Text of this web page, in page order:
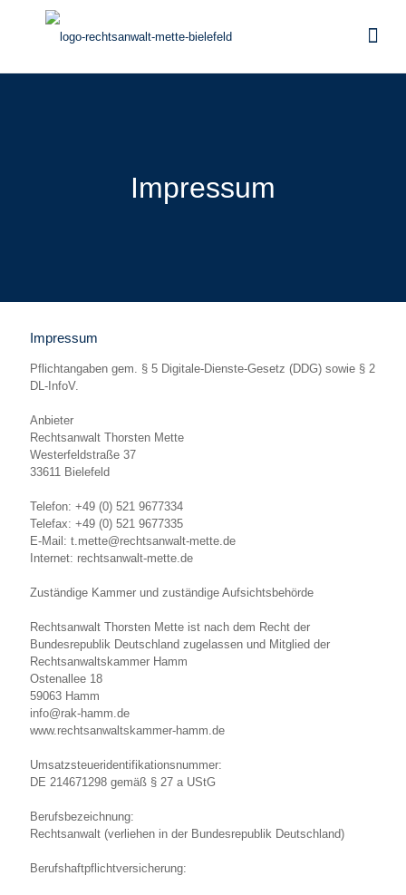
Impressum
Impressum
Pflichtangaben gem. § 5 Digitale-Dienste-Gesetz (DDG) sowie § 2
DL-InfoV.
Anbieter
Rechtsanwalt Thorsten Mette
Westerfeldstraße 37
33611 Bielefeld
Telefon: +49 (0) 521 9677334
Telefax: +49 (0) 521 9677335
E-Mail: t.mette@rechtsanwalt-mette.de
Internet: rechtsanwalt-mette.de
Zuständige Kammer und zuständige Aufsichtsbehörde
Rechtsanwalt Thorsten Mette ist nach dem Recht der
Bundesrepublik Deutschland zugelassen und Mitglied der
Rechtsanwaltskammer Hamm
Ostenallee 18
59063 Hamm
info@rak-hamm.de
www.rechtsanwaltskammer-hamm.de
Umsatzsteueridentifikationsnummer:
DE 214671298 gemäß § 27 a UStG
Berufsbezeichnung:
Rechtsanwalt (verliehen in der Bundesrepublik Deutschland)
Berufshaftpflichtversicherung: